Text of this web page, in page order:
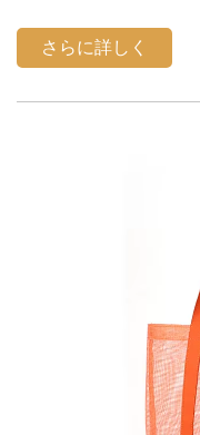
てください。今す
さらに詳しく